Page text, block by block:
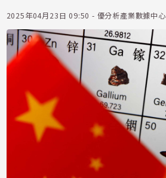
2025年04月23日 09:50 - 優分析產業數據中心